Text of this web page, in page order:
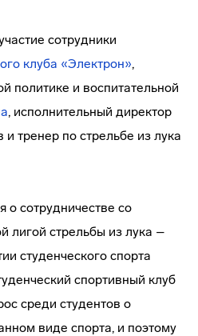
сотрудники
клуба «Электрон»,
политике и воспитательной
, исполнительный директор
тренер по стрельбе из лука
о сотрудничестве со
лигой стрельбы из лука –
студенческого спорта
спортивный клуб
среди студентов о
виде спорта, и поэтому